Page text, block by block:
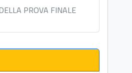
PROVA FINALE